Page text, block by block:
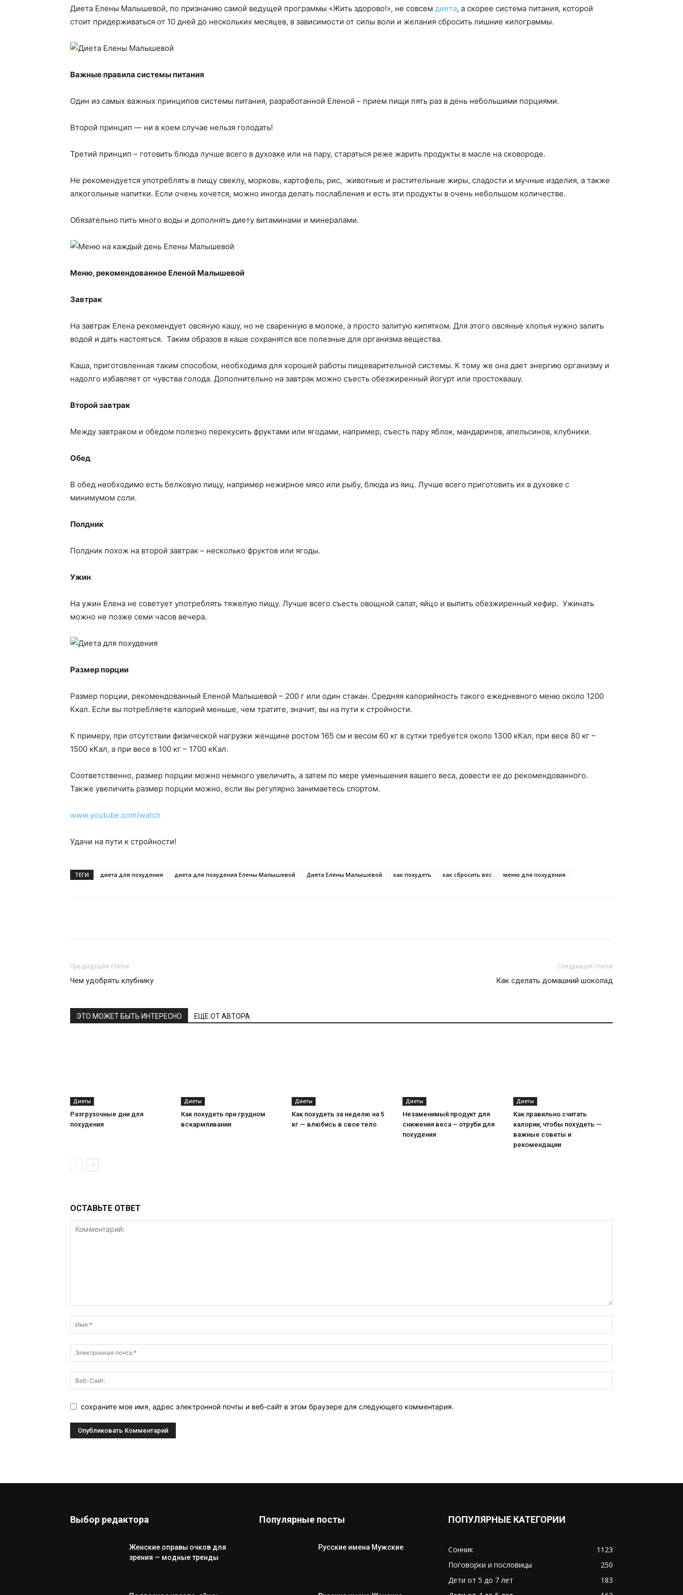
Диета Елены Малышевой, по признанию самой ведущей программы «Жить здорово!», не совсем диета, а скорее система питания, которой
стоит придерживаться от 10 дней до нескольких месяцев, в зависимости от силы воли и желания сбросить лишние килограммы.
Важные правила системы питания
Один из самых важных принципов системы питания, разработанной Еленой – прием пищи пять раз в день небольшими порциями.
Второй принцип — ни в коем случае нельзя голодать!
Третий принцип – готовить блюда лучше всего в духовке или на пару, стараться реже жарить продукты в масле на сковороде.
Не рекомендуется употреблять в пищу свеклу, морковь, картофель, рис, животные и растительные жиры, сладости и мучные изделия, а также
алкогольные напитки. Если очень хочется, можно иногда делать послабления и есть эти продукты в очень небольшом количестве.
Обязательно пить много воды и дополнять диету витаминами и минералами.
Меню, рекомендованное Еленой Малышевой
Завтрак
На завтрак Елена рекомендует овсяную кашу, но не сваренную в молоке, а просто залитую кипятком. Для этого овсяные хлопья нужно залить
водой и дать настояться. Таким образов в каше сохранятся все полезные для организма вещества.
Каша, приготовленная таким способом, необходима для хорошей работы пищеварительной системы. К тому же она дает энергию организму и
надолго избавляет от чувства голода. Дополнительно на завтрак можно съесть обезжиренный йогурт или простоквашу.
Второй завтрак
Между завтраком и обедом полезно перекусить фруктами или ягодами, например, съесть пару яблок, мандаринов, апельсинов, клубники.
Обед
В обед необходимо есть белковую пищу, например нежирное мясо или рыбу, блюда из яиц. Лучше всего приготовить их в духовке с
минимумом соли.
Полдник
Полдник похож на второй завтрак – несколько фруктов или ягоды.
Ужин
На ужин Елена не советует употреблять тяжелую пищу. Лучше всего съесть овощной салат, яйцо и выпить обезжиренный кефир. Ужинать
можно не позже семи часов вечера.
Размер порции
Размер порции, рекомендованный Еленой Малышевой – 200 г или один стакан. Средняя калорийность такого ежедневного меню около 1200
Ккал. Если вы потребляете калорий меньше, чем тратите, значит, вы на пути к стройности.
К примеру, при отсутствии физической нагрузки женщине ростом 165 см и весом 60 кг в сутки требуется около 1300 кКал, при весе 80 кг –
1500 кКал, а при весе в 100 кг – 1700 кКал.
Соответственно, размер порции можно немного увеличить, а затем по мере уменьшения вашего веса, довести ее до рекомендованного.
Также увеличить размер порции можно, если вы регулярно занимаетесь спортом.
www.youtube.com/watch
Удачи на пути к стройности!
ТЕГИ диета для похудения диета для похудения Елены Малышевой Диета Елены Малышевой как похудеть как сбросить вес меню для похудения
Предыдущая статья
Чем удобрять клубнику
Следующая статья
Как сделать домашний шоколад
ЭТО МОЖЕТ БЫТЬ ИНТЕРЕСНО ЕЩЕ ОТ АВТОРА
Диеты
Разгрузочные дни для
похудения
Диеты
Как похудеть при грудном
вскармливании
Диеты
Как похудеть за неделю на 5
кг — влюбись в свое тело
Диеты
Незаменимый продукт для
снижения веса – отруби для
похудения
Диеты
Как правильно считать
калории, чтобы похудеть —
важные советы и
рекомендации
ОСТАВЬТЕ ОТВЕТ
сохраните мое имя, адрес электронной почты и веб-сайт в этом браузере для следующего комментария.
Выбор редактора
Женские оправы очков для
зрения — модные тренды
Популярные посты
Русские имена Мужские
ПОПУЛЯРНЫЕ КАТЕГОРИИ
Сонник
1123
Поговорки и пословицы
250
Дети от 5 до 7 лет
183